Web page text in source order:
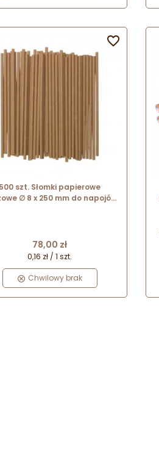
500 szt. Słomki papierowe
∅ 8 x 250 mm do napojów
Cena
78,00 zł
0,16 zł / 1 szt.
Chwilowy brak
